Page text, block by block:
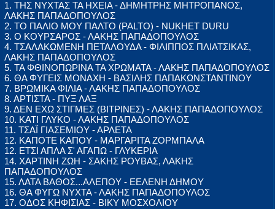
1. ΤΗΣ ΝΥΧΤΑΣ ΤΑ ΗΧΕΙΑ - ΔΗΜΗΤΡΗΣ ΜΗΤΡΟΠΑΝΟΣ,
ΛΑΚΗΣ ΠΑΠΑΔΟΠΟΥΛΟΣ
2. ΤΟ ΠΑΛΙΟ ΜΟΥ ΠΑΛΤΟ (PALTO) - NUKHET DURU
3. Ο ΚΟΥΡΣΑΡΟΣ - ΛΑΚΗΣ ΠΑΠΑΔΟΠΟΥΛΟΣ
4. ΤΣΑΛΑΚΩΜΕΝΗ ΠΕΤΑΛΟΥΔΑ - ΦΙΛΙΠΠΟΣ ΠΛΙΑΤΣΙΚΑΣ,
ΛΑΚΗΣ ΠΑΠΑΔΟΠΟΥΛΟΣ
5. ΤΑ ΦΘΙΝΟΠΩΡΙΝΑ ΤΑ ΧΡΩΜΑΤΑ - ΛΑΚΗΣ ΠΑΠΑΔΟΠΟΥΛΟΣ
6. ΘΑ ΦΥΓΕΙΣ ΜΟΝΑΧΗ - ΒΑΣΙΛΗΣ ΠΑΠΑΚΩΝΣΤΑΝΤΙΝΟΥ
7. ΒΡΩΜΙΚΑ ΦΙΛΙΑ - ΛΑΚΗΣ ΠΑΠΑΔΟΠΟΥΛΟΣ
8. ΑΡΤΙΣΤΑ - ΠΥΞ ΛΑΞ
9. ΔΕΝ ΕΧΩ ΣΤΙΓΜΕΣ (ΒΙΤΡΙΝΕΣ) - ΛΑΚΗΣ ΠΑΠΑΔΟΠΟΥΛΟΣ
10. ΚΑΤΙ ΓΛΥΚΟ - ΛΑΚΗΣ ΠΑΠΑΔΟΠΟΥΛΟΣ
11. ΤΣΑΪ ΓΙΑΣΕΜΙΟΥ - ΑΡΛΕΤΑ
12. ΚΑΠΟΤΕ ΚΑΠΟΥ - ΜΑΡΓΑΡΙΤΑ ΖΟΡΜΠΑΛΑ
12. ΕΤΣΙ ΑΠΛΑ Σ' ΑΓΑΠΩ - ΓΛΥΚΕΡΙΑ
14. ΧΑΡΤΙΝΗ ΖΩΗ - ΣΑΚΗΣ ΡΟΥΒΑΣ, ΛΑΚΗΣ
ΠΑΠΑΔΟΠΟΥΛΟΣ
15. ΛΑΤΑ ΒΑΘΟΣ...ΑΛΕΠΟΥ - ΕΕΛΕΝΗ ΔΗΜΟΥ
16. ΘΑ ΦΥΓΩ ΝΥΧΤΑ - ΛΑΚΗΣ ΠΑΠΑΔΟΠΟΥΛΟΣ
17. ΟΔΟΣ ΚΗΦΙΣΙΑΣ - ΒΙΚΥ ΜΟΣΧΟΛΙΟΥ